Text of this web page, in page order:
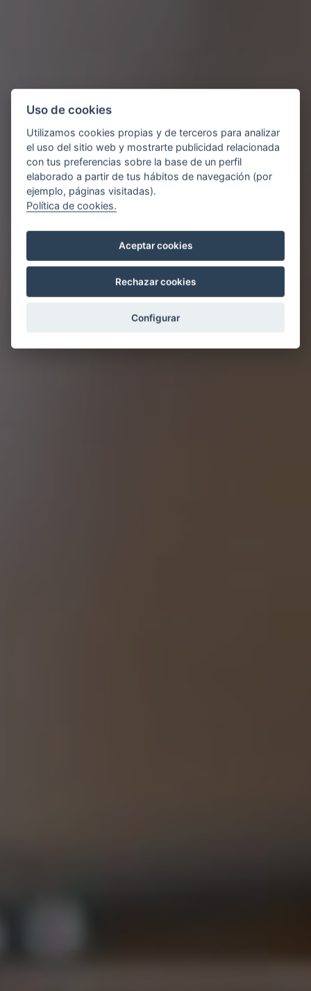
Uso de cookies
Utilizamos cookies propias y de terceros para analizar
el uso del sitio web y mostrarte publicidad relacionada
con tus preferencias sobre la base de un perfil
elaborado a partir de tus hábitos de navegación (por
ejemplo, páginas visitadas).
Política de cookies.
Aceptar cookies
Rechazar cookies
Configurar